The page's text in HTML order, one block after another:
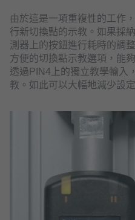
由於這是一項重複性的工作
行新切換點的示教。如果採
測器上的按鈕進行耗時的調
方便的切換點示教選項，能
透過PIN4上的獨立教學輸入
教。如此可以大幅地減少設